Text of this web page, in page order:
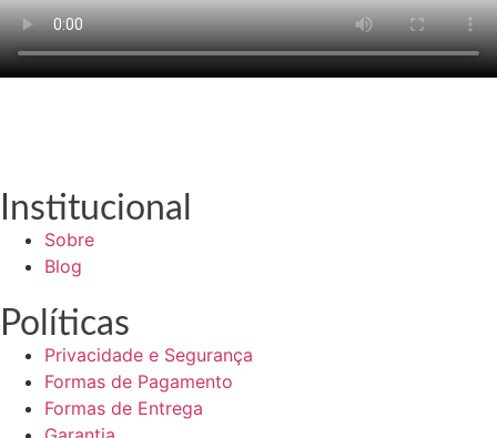
Institucional
Sobre
Blog
Políticas
Privacidade e Segurança
Formas de Pagamento
Formas de Entrega